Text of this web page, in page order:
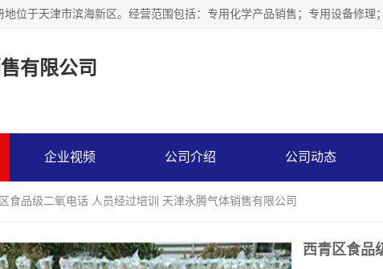
有限公司
企业视频 公司介绍 公司动态
食品级二氧电话 人员经过培训 天津永腾气体销售有限公司
西青区食品